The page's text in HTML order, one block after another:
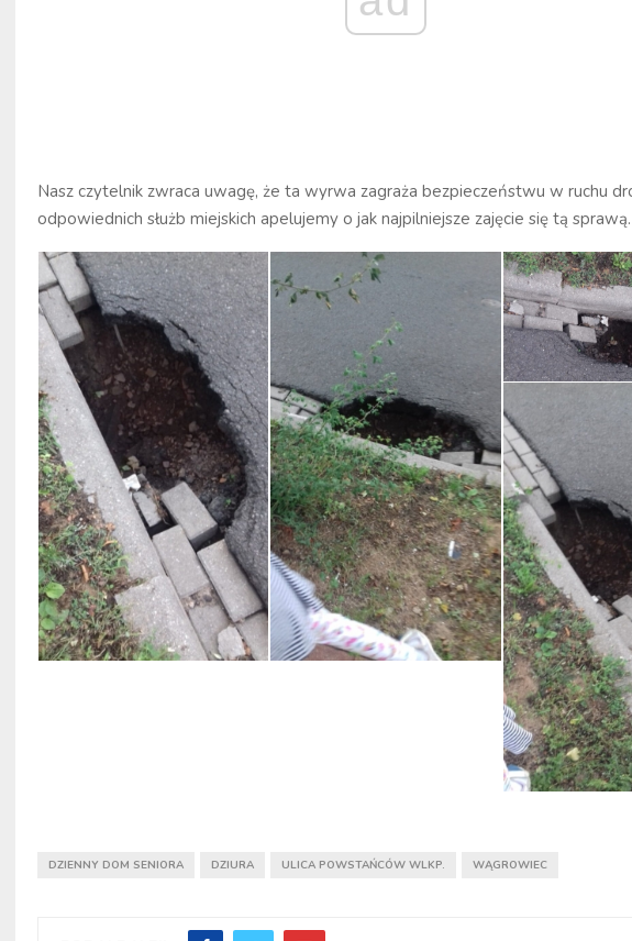
Nasz czytelnik zwraca uwagę, że ta wyrwa zagraża bezpieczeństwu w ruchu
odpowiednich służb miejskich apelujemy o jak najpilniejsze zajęcie się tą sprawą.
DZIENNY DOM SENIORA DZIURA ULICA POWSTAŃCÓW WLKP. WĄGROWIEC